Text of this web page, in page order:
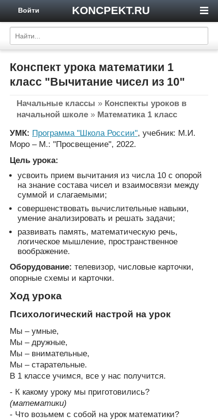
KONCPEKT.RU
Войти
Конспект урока математики 1
класс "Вычитание чисел из 10"
Начальные классы » Конспекты уроков в
начальной школе » Математика 1 класс
УМК: Программа "Школа России", учебник: М.И.
Моро – М.: "Просвещение", 2022.
Цель урока:
усвоить прием вычитания из числа 10 с опорой
на знание состава чисел и взаимосвязи между
суммой и слагаемыми;
совершенствовать вычислительные навыки,
умение анализировать и решать задачи;
развивать память, математическую речь,
логическое мышление, пространственное
воображение.
Оборудование: телевизор, числовые карточки,
опорные схемы и карточки.
Ход урока
Психологический настрой на урок
Мы – умные,
Мы – дружные,
Мы – внимательные,
Мы – старательные.
В 1 классе учимся, все у нас получится.
- К какому уроку мы приготовились?
(математики)
- Что возьмем с собой на урок математики?